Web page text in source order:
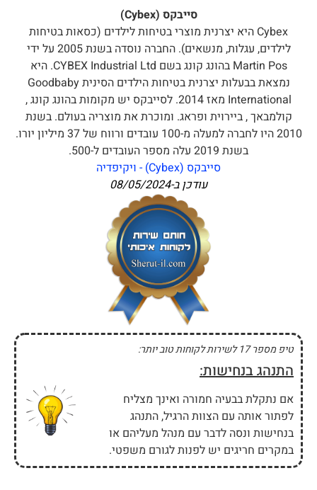
סייבקס (Cybex)
Cybex היא יצרנית מוצרי בטיחות לילדים (כסאות בטיחות
לילדים, עגלות, מנשאים). החברה נוסדה בשנת 2005 על ידי
Martin Pos בהונג קונג בשם CYBEX Industrial Ltd. היא
נמצאת בבעלות יצרנית בטיחות הילדים הסינית Goodbaby
International מאז 2014. לסייבקס יש מקומות בהונג קונג ,
קולמבאך , ביירוית ופראג. ומוכרת את מוצריה בעולם. בשנת
2010 היו לחברה למעלה מ-100 עובדים ורווח של 37 מיליון יורו.
בשנת 2019 עלה מספר העובדים ל-500.
סייבקס (Cybex) - ויקיפדיה
עודכן ב-08/05/2024
טיפ מספר 17 לשירות לקוחות טוב יותר:
התנהג בנחישות:
אם נתקלת בבעיה חמורה ואינך מצליח
לפתור אותה עם הצוות הרגיל, התנהג
בנחישות ונסה לדבר עם מנהל מעליהם או
במקרים חריגים יש לפנות לגורם משפטי.